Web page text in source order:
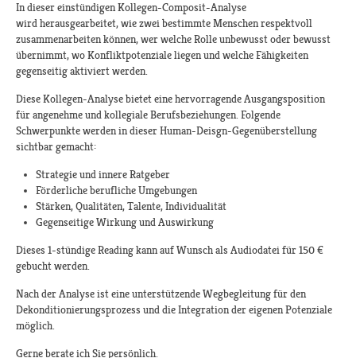
In dieser einstündigen Kollegen-Composit-Analyse
wird herausgearbeitet, wie zwei bestimmte Menschen respektvoll
zusammenarbeiten können, wer welche Rolle unbewusst oder bewusst
übernimmt, wo Konfliktpotenziale liegen und welche Fähigkeiten
gegenseitig aktiviert werden.
Diese Kollegen-Analyse bietet eine hervorragende Ausgangsposition
für angenehme und kollegiale Berufsbeziehungen. Folgende
Schwerpunkte werden in dieser Human-Deisgn-Gegenüberstellung
sichtbar gemacht:
Strategie und innere Ratgeber
Förderliche berufliche Umgebungen
Stärken, Qualitäten, Talente, Individualität
Gegenseitige Wirkung und Auswirkung
Dieses 1-stündige Reading kann auf Wunsch als Audiodatei für 150 €
gebucht werden.
Nach der Analyse ist eine unterstützende Wegbegleitung für den
Dekonditionierungsprozess und die Integration der eigenen Potenziale
möglich.
Gerne berate ich Sie persönlich.